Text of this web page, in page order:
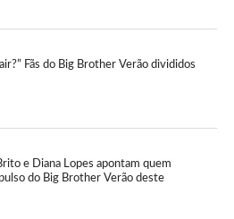
Fãs do Big Brother Verão divididos
e Diana Lopes apontam quem
do Big Brother Verão deste